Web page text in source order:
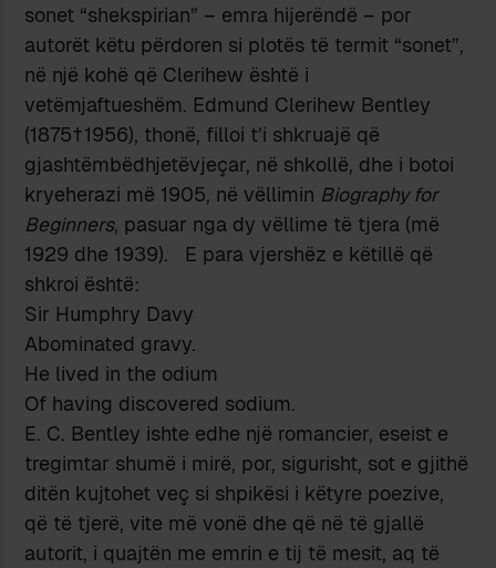
sonet “shekspirian” – emra hijerëndë – por
autorët këtu përdoren si plotës të termit “sonet”,
në një kohë që Clerihew është i
vetëmjaftueshëm. Edmund Clerihew Bentley
(1875†1956), thonë, filloi t’i shkruajë që
gjashtëmbëdhjetëvjeçar, në shkollë, dhe i botoi
kryeherazi më 1905, në vëllimin Biography for
Beginners, pasuar nga dy vëllime të tjera (më
1929 dhe 1939). E para vjershëz e këtillë që
shkroi është:
Sir Humphry Davy
Abominated gravy.
He lived in the odium
Of having discovered sodium.
E. C. Bentley ishte edhe një romancier, eseist e
tregimtar shumë i mirë, por, sigurisht, sot e gjithë
ditën kujtohet veç si shpikësi i këtyre poezive,
që të tjerë, vite më vonë dhe që në të gjallë
autorit, i quajtën me emrin e tij të mesit, aq të